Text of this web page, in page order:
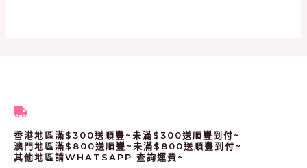
香港地區滿$300送順豐~未滿$300送順豐到付~
澳門地區滿$800送順豐~未滿$800送順豐到付~
其他地區請WHATSAPP 查詢運費~